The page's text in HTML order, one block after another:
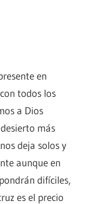
en
todos los
a Dios
más
deja solos y
aunque en
difíciles,
es el precio